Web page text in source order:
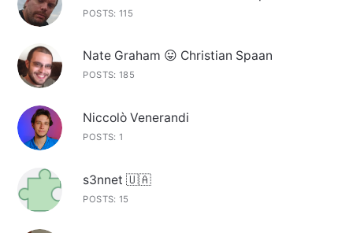
POSTS: 115
Nate Graham 😛 Christian Spaan
POSTS: 185
Niccolò Venerandi
POSTS: 1
s3nnet 🇺🇦
POSTS: 15